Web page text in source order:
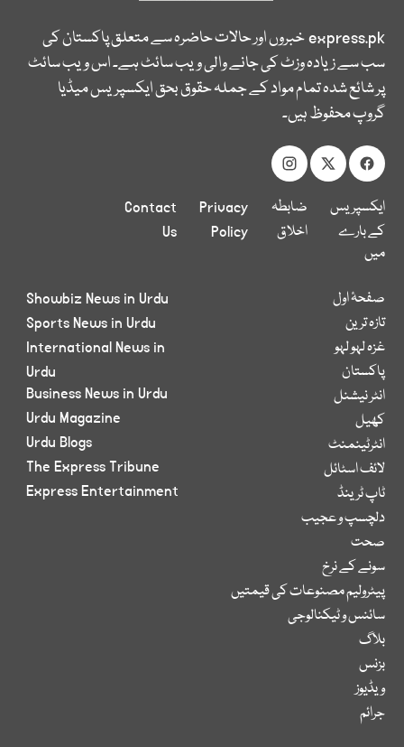
express.pkخبروں اور حالات حاضرہ سے متعلق پاکستان کی
سب سے زیادہ وزٹ کی جانے والی ویب سائٹ ہے۔ اس ویب سائٹ
پر شائع شدہ تمام مواد کے جملہ حقوق بحق ایکسپریس میڈیا
گروپ محفوظ ہیں۔
ایکسپریس
کے بارے
میں
ضابطہ
اخلاق
Privacy
Policy
Contact
Us
صفحۂ اول
تازہ ترین
غزہ لہو لہو
پاکستان
انٹر نیشنل
کھیل
انٹرٹینمنٹ
لائف اسٹائل
ٹاپ ٹرینڈ
دلچسپ و عجیب
صحت
سونے کے نرخ
پیٹرولیم مصنوعات کی قیمتیں
سائنس و ٹیکنالوجی
بلاگ
بزنس
ویڈیوز
جرائم
Showbiz News in Urdu
Sports News in Urdu
International News in
Urdu
Business News in Urdu
Urdu Magazine
Urdu Blogs
The Express Tribune
Express Entertainment